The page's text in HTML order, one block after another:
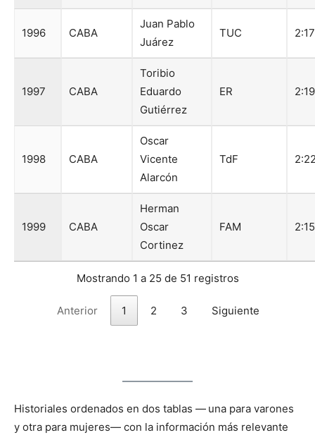
1996 CABA
Juan Pablo
Juárez
TUC
1997 CABA
Toribio
Eduardo
Gutiérrez
ER
1998 CABA
Oscar
Vicente
Alarcón
TdF
1999 CABA
Herman
Oscar
Cortinez
FAM
Mostrando 1 a 25 de 51 registros
Anterior 1 2 3 Siguiente
Historiales ordenados en dos tablas — una para varones
y otra para mujeres— con la información más relevante